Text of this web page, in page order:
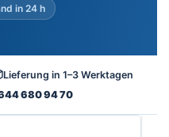
in 24 h
Lieferung in 1–3 Werktagen
680 94 70